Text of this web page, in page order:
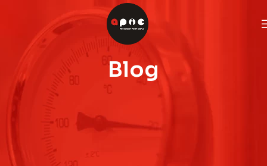
Blog